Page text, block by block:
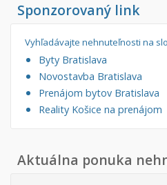
Sponzorovaný link
Vyhľadávajte nehnuteľnosti na
Byty Bratislava
Novostavba Bratislava
Prenájom bytov Bratislava
Reality Košice na prenájom
Aktuálna ponuka